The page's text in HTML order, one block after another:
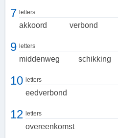
De kracht van een compromis
7 letters
akkoord verbond
9 letters
middenweg schikking
10 letters
eedverbond
12 letters
overeenkomst